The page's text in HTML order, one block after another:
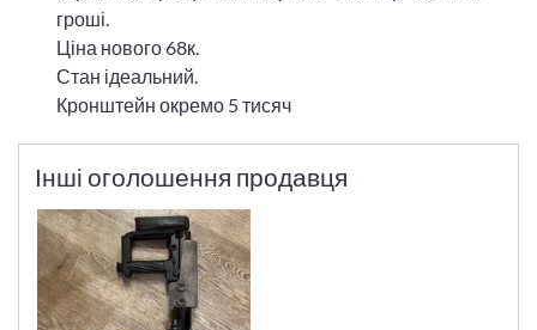
гроші.
Ціна нового 68к.
Стан ідеальний.
Кронштейн окремо 5 тисяч
Інші оголошення продавця